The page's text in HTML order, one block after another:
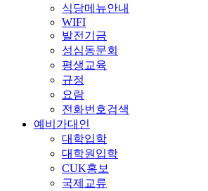
식당메뉴안내
WIFI
발전기금
성심동문회
평생교육
규정
요람
전화번호검색
예비가대인
대학입학
대학원입학
CUK홍보
국제교류